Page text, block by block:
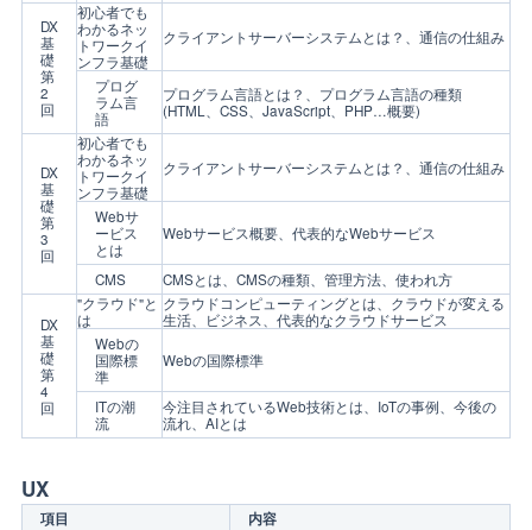
DX
基
礎
第
2
回
初心者でも
わかるネッ
トワークイ
ンフラ基礎
クライアントサーバーシステムとは？、通信の仕組み
プログ
ラム言
語
プログラム言語とは？、プログラム言語の種類
(HTML、CSS、JavaScript、PHP…概要)
DX
基
礎
第
3
回
初心者でも
わかるネッ
トワークイ
ンフラ基礎
クライアントサーバーシステムとは？、通信の仕組み
Webサ
ービス
とは
Webサービス概要、代表的なWebサービス
CMS CMSとは、CMSの種類、管理方法、使われ方
DX
基
礎
第
4
回
"クラウド"と
は
クラウドコンピューティングとは、クラウドが変える
生活、ビジネス、代表的なクラウドサービス
Webの
国際標
準
Webの国際標準
ITの潮
流
今注目されているWeb技術とは、IoTの事例、今後の
流れ、AIとは
UX
項目 内容